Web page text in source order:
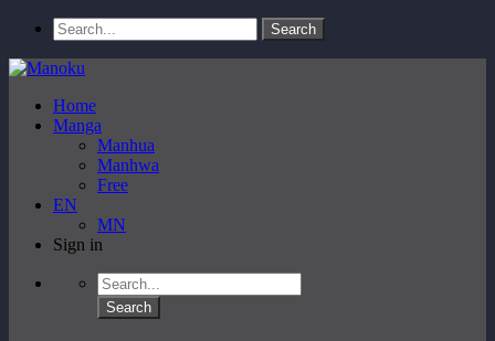
Home
Manga
Manhua
Manhwa
Free
EN
MN
Sign in